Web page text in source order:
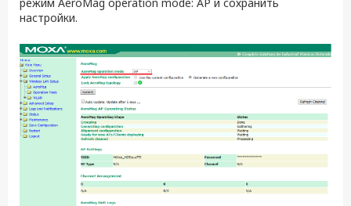
настройки.